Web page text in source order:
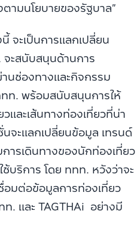
ามนโยบายของรัฐบาล”
จะเป็นการแลกเปลี่ยน
ะสนับสนุนด้านการ
นช่องทางและกิจกรรม
ท. พร้อมสนับสนุนการให้
และเส้นทางท่องเที่ยวที่น่า
จะแลกเปลี่ยนข้อมูล เทรนด์
ารเดินทางของนักท่องเที่ยว
บริการ โดย ททท. หวังว่าจะ
อมต่อข้อมูลการท่องเที่ยว
. และ TAGTHAi อย่างมี